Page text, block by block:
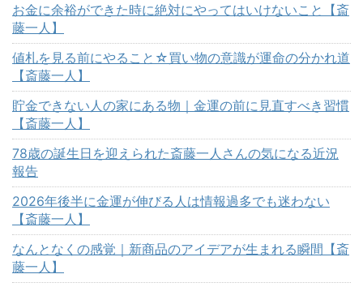
お金に余裕ができた時に絶対にやってはいけないこと【斎
藤一人】
値札を見る前にやること☆買い物の意識が運命の分かれ道
【斎藤一人】
貯金できない人の家にある物｜金運の前に見直すべき習慣
【斎藤一人】
78歳の誕生日を迎えられた斎藤一人さんの気になる近況
報告
2026年後半に金運が伸びる人は情報過多でも迷わない
【斎藤一人】
なんとなくの感覚｜新商品のアイデアが生まれる瞬間【斎
藤一人】